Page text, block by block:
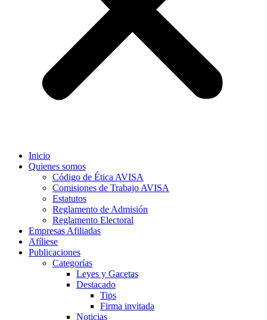
Inicio
Quienes somos
Código de Ética AVISA
Comisiones de Trabajo AVISA
Estatutos
Reglamento de Admisión
Reglamento Electoral
Empresas Afiliadas
Afíliese
Publicaciones
Categorías
Leyes y Gacetas
Destacado
Tips
Firma invitada
Noticias